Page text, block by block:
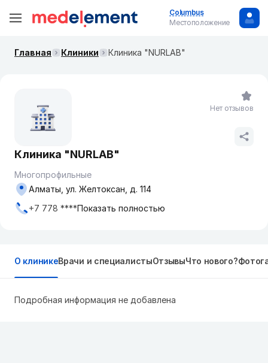
Columbus
Местоположение
Главная Клиники Клиника "NURLAB"
Клиника "NURLAB"
Многопрофильные
Алматы, ул. Желтоксан, д. 114
+7 778 ****Показать полностью
Нет отзывов
О клиникеВрачи и специалистыОтзывыЧто нового?
Подробная информация не добавлена